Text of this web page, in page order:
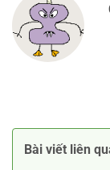
Bài viết liên